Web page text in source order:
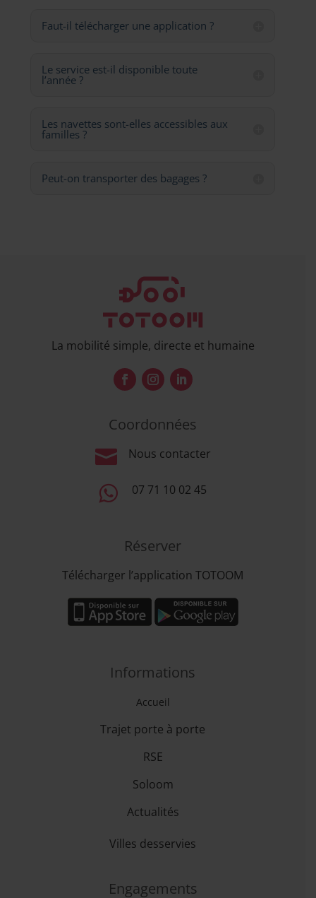
Faut-il télécharger une application ?
Le service est-il disponible toute
l’année ?
Les navettes sont-elles accessibles aux
familles ?
Peut-on transporter des bagages ?
La mobilité simple, directe et humaine
Coordonnées
 Nous contacter
 07 71 10 02 45
Réserver
Télécharger l’application TOTOOM
Informations
Accueil
Trajet porte à porte
RSE
Soloom
Actualités
Villes desservies
Engagements